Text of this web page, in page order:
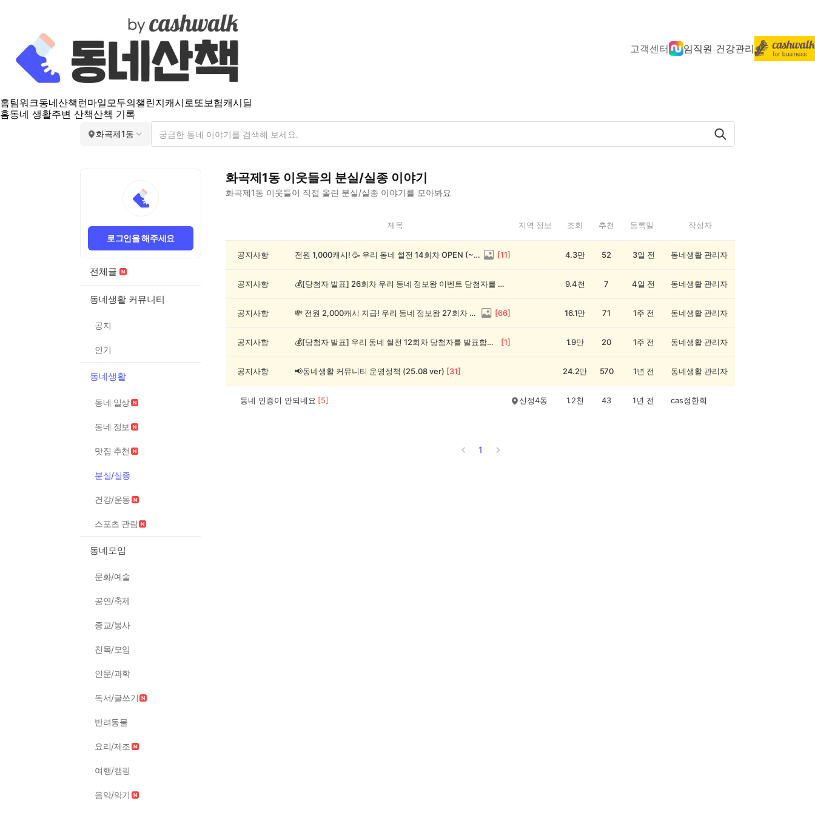
고객센터 임직원 건강관리
홈팀워크동네산책 런마일모두의챌린지캐시로또보험캐시딜
홈동네 생활주변 산책산책 기록
화곡제1동
로그인을 해주세요
전체글
동네생활 커뮤니티
공지
인기
동네생활
동네 일상
동네 정보
맛집 추천
분실/실종
건강/운동
스포츠 관람
동네모임
문화/예술
공연/축제
종교/봉사
친목/모임
인문/과학
독서/글쓰기
반려동물
요리/제조
여행/캠핑
음악/악기
화곡제1동 이웃들의 분실/실종 이야기
화곡제1동 이웃들이 직접 올린 분실/실종 이야기를 모아봐요
제
실/
제목 지역 정보 조회 추천 등록일 작성자
공지사항 전원 1,000캐시! 🥳 우리 동네 썰전 14회차 OPEN (~8/17) [11] 4.3만 52 3일 전 동네생활 관리자
공지사항 💰[당첨자 발표] 26회차 우리 동네 정보왕 이벤트 당첨자를 발표합니다! 9.4천 7 4일 전 동네생활 관리자
공지사항 💸 전원 2,000캐시 지급! 우리 동네 정보왕 27회차 (~8/10) [66] 16.1만 71 1주 전 동네생활 관리자
공지사항 💰[당첨자 발표] 우리 동네 썰전 12회차 당첨자를 발표합니다! [1] 1.9만 20 1주 전 동네생활 관리자
공지사항 📢동네생활 커뮤니티 운영정책 (25.08 ver) [31] 24.2만 570 1년 전 동네생활 관리자
동네 인증이 안되네요 [5] 신정4동 1.2천 43 1년 전 cas정한희
1